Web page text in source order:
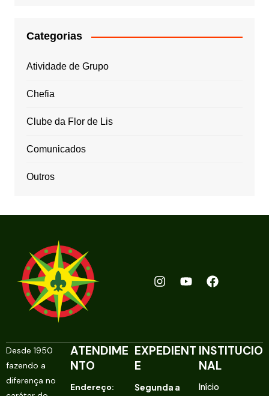
Categorias
Atividade de Grupo
Chefia
Clube da Flor de Lis
Comunicados
Outros
Desde 1950
fazendo a
diferença no
ATENDIME
NTO
Endereço:
EXPEDIENT
E
Segunda a
INSTITUCIO
NAL
Início